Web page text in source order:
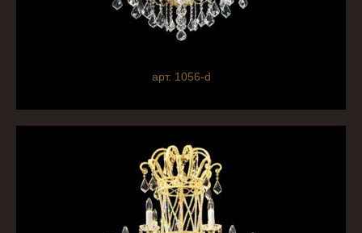
арт. 1056-d